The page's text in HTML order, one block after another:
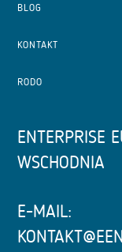
BLOG
KONTAKT
RODO
ENTERPRISE
WSCHODNIA
E-MAIL: